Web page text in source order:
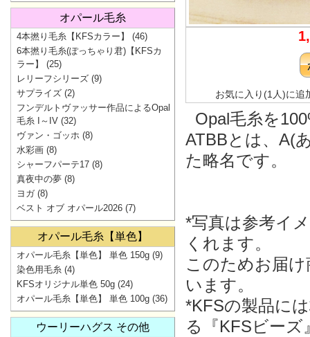
お気に入り(1人)に追
Opal毛糸を
ATBBとは、A(
た略名です。
*写真は参考イ
くれます。
このためお届
います。
*KFSの製品に
る『KFSビー
オパール毛糸
4本撚り毛糸【KFSカラー】
(46)
6本撚り毛糸(ぽっちゃり君)【KFSカ
ラー】
(25)
レリーフシリーズ (9)
サプライズ (2)
フンデルトヴァッサー作品によるOpal
毛糸 I～IV (32)
ヴァン・ゴッホ (8)
水彩画 (8)
シャーフパーテ17 (8)
真夜中の夢 (8)
ヨガ(8)
ベスト オブ オパール2026 (7)
オパール毛糸【単色】
オパール毛糸【単色】 単色 150g (9)
染色用毛糸 (4)
KFSオリジナル単色 50g (24)
オパール毛糸【単色】 単色 100g (36)
ウーリーハグス その他